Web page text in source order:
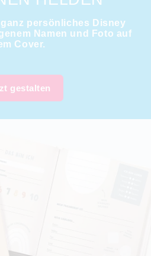
persönliches Disney
Namen und Foto auf
Cover.
gestalten